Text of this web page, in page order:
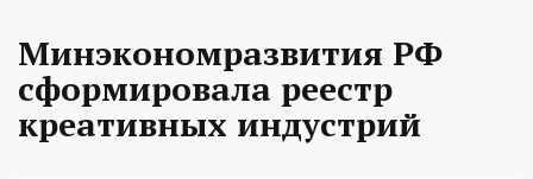
Минэкономразвития РФ
сформировала реестр
креативных индустрий